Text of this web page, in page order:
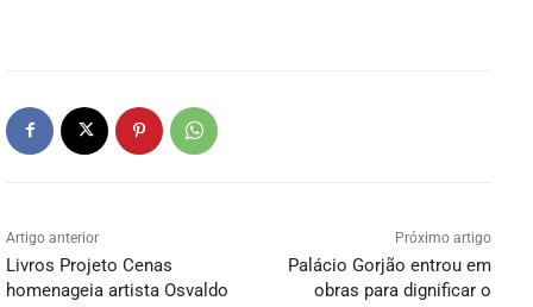
Artigo anterior
Livros Projeto Cenas
homenageia artista Osvaldo
Próximo artigo
Palácio Gorjão entrou em
obras para dignificar o